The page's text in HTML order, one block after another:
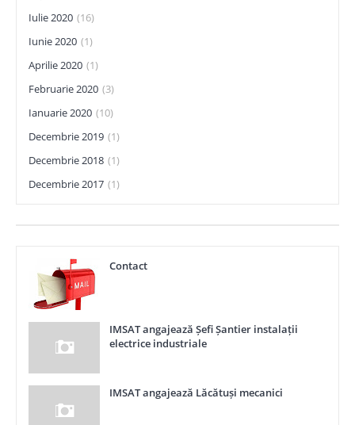
Iulie 2020 (16)
Iunie 2020 (1)
Aprilie 2020 (1)
Februarie 2020 (3)
Ianuarie 2020 (10)
Decembrie 2019 (1)
Decembrie 2018 (1)
Decembrie 2017 (1)
Contact
IMSAT angajează Șefi Șantier instalații
electrice industriale
IMSAT angajează Lăcătuși mecanici